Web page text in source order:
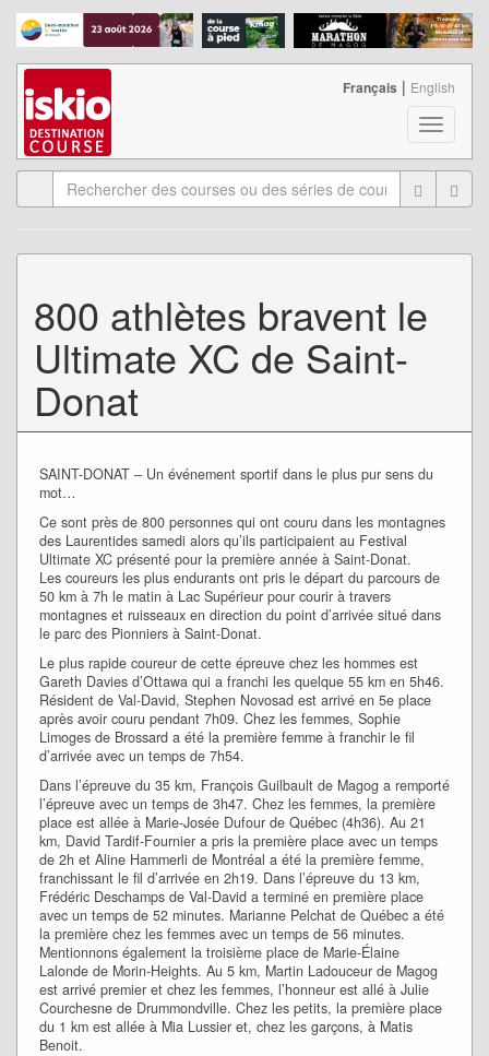
T
o
g
l
n
o
Français | English
800 athlètes bravent le
Ultimate XC de Saint-
Donat
SAINT-DONAT – Un événement sportif dans le plus pur sens du
mot…
Ce sont près de 800 personnes qui ont couru dans les montagnes
des Laurentides samedi alors qu’ils participaient au Festival
Ultimate XC présenté pour la première année à Saint-Donat.
Les coureurs les plus endurants ont pris le départ du parcours de
50 km à 7h le matin à Lac Supérieur pour courir à travers
montagnes et ruisseaux en direction du point d’arrivée situé dans
le parc des Pionniers à Saint-Donat.
Le plus rapide coureur de cette épreuve chez les hommes est
Gareth Davies d’Ottawa qui a franchi les quelque 55 km en 5h46.
Résident de Val-David, Stephen Novosad est arrivé en 5e place
après avoir couru pendant 7h09. Chez les femmes, Sophie
Limoges de Brossard a été la première femme à franchir le fil
d’arrivée avec un temps de 7h54.
Dans l’épreuve du 35 km, François Guilbault de Magog a remporté
l’épreuve avec un temps de 3h47. Chez les femmes, la première
place est allée à Marie-Josée Dufour de Québec (4h36). Au 21
km, David Tardif-Fournier a pris la première place avec un temps
de 2h et Aline Hammerli de Montréal a été la première femme,
franchissant le fil d’arrivée en 2h19. Dans l’épreuve du 13 km,
Frédéric Deschamps de Val-David a terminé en première place
avec un temps de 52 minutes. Marianne Pelchat de Québec a été
la première chez les femmes avec un temps de 56 minutes.
Mentionnons également la troisième place de Marie-Élaine
Lalonde de Morin-Heights. Au 5 km, Martin Ladouceur de Magog
est arrivé premier et chez les femmes, l’honneur est allé à Julie
Courchesne de Drummondville. Chez les petits, la première place
du 1 km est allée à Mia Lussier et, chez les garçons, à Matis
Benoit.